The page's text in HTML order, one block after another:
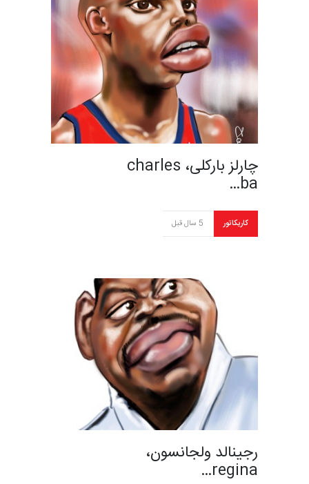
چارلز بارکلی، charles
ba…
کاریکاتور 5 سال قبل
رجینالد ولجانسون،
regina…